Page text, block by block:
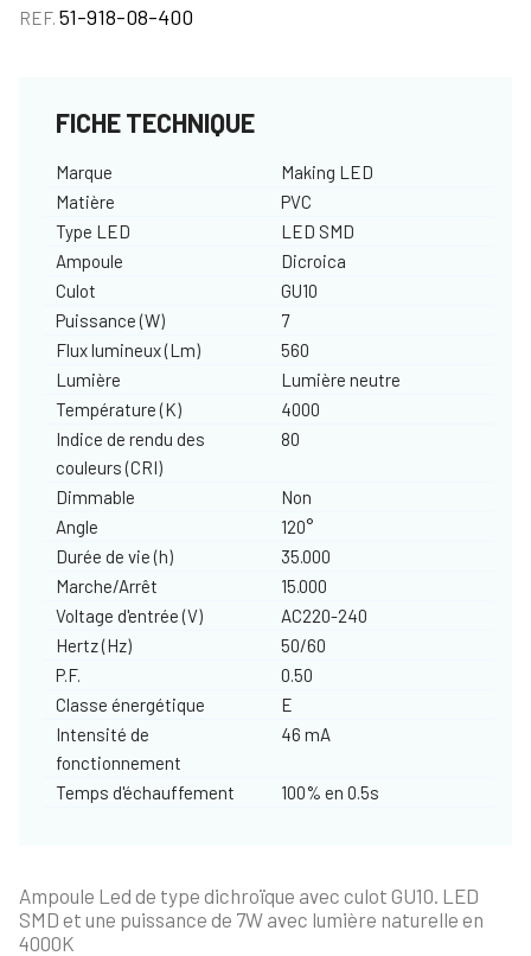
REF. 51-918-08-400
FICHE TECHNIQUE
Marque
Making LED
Matière
PVC
Type LED
LED SMD
Ampoule
Dicroica
Culot
GU10
Puissance (W)
7
Flux lumineux (Lm)
560
Lumière
Lumière neutre
Température (K)
4000
Indice de rendu des
couleurs (CRI)
80
Dimmable
Non
Angle
120°
Durée de vie (h)
35.000
Marche/Arrêt
15.000
Voltage d'entrée (V)
AC220-240
Hertz (Hz)
50/60
P.F.
0.50
Classe énergétique
E
Intensité de
fonctionnement
46 mA
Temps d'échauffement 100% en 0.5s
Ampoule Led de type dichroïque avec culot GU10. LED
SMD et une puissance de 7W avec lumière naturelle en
4000K